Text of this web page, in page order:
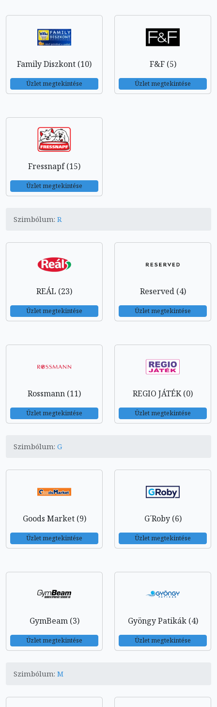
Family Diszkont (10)
Üzlet megtekintése
F&F (5)
Üzlet megtekintése
Fressnapf (15)
Üzlet megtekintése
Szimbólum: R
REÁL (23)
Üzlet megtekintése
Reserved (4)
Üzlet megtekintése
Rossmann (11)
Üzlet megtekintése
REGIO JÁTÉK (0)
Üzlet megtekintése
Szimbólum: G
Goods Market (9)
Üzlet megtekintése
G´Roby (6)
Üzlet megtekintése
GymBeam (3)
Üzlet megtekintése
Gyöngy Patikák (4)
Üzlet megtekintése
Szimbólum: M